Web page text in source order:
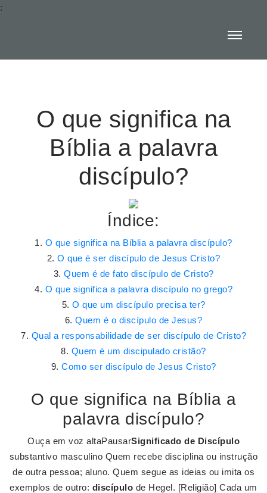
:
O que significa na
Bíblia a palavra
discípulo?
Índice:
O que significa na Bíblia a palavra discípulo?
O que é ser discípulo de Jesus Cristo?
Quem é de fato discípulo de Cristo?
O que significa a palavra discípulo no grego?
O que um discípulo precisa ter?
Quem é o discípulo de Jesus?
Qual a responsabilidade de ser discípulo de Cristo?
Quem é um discipulado cristão?
Como ser discípulo de Jesus Cristo?
O que significa na Bíblia a
palavra discípulo?
Ouça em voz altaPausarSignificado de Discípulo
substantivo masculino Quem recebe disciplina ou instrução
de outra pessoa; aluno. Quem segue as ideias ou imita os
exemplos de outro: discípulo de Hegel. [Religião] Cada um